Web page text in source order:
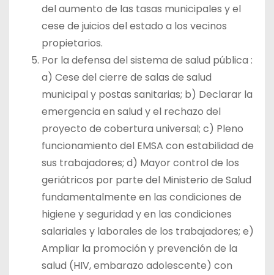
del aumento de las tasas municipales y el
cese de juicios del estado a los vecinos
propietarios.
Por la defensa del sistema de salud pública :
a) Cese del cierre de salas de salud
municipal y postas sanitarias; b) Declarar la
emergencia en salud y el rechazo del
proyecto de cobertura universal; c) Pleno
funcionamiento del EMSA con estabilidad de
sus trabajadores; d) Mayor control de los
geriátricos por parte del Ministerio de Salud
fundamentalmente en las condiciones de
higiene y seguridad y en las condiciones
salariales y laborales de los trabajadores; e)
Ampliar la promoción y prevención de la
salud (HIV, embarazo adolescente) con